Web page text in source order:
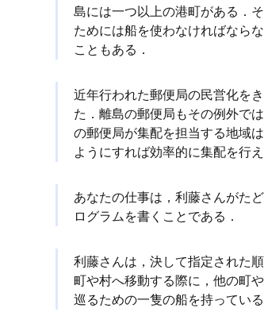
島には一つ以上の港町がある．
ためには船を使わなければなら
こともある．
近年行われた郵便局の民営化を
た．離島の郵便局もその例外で
の郵便局が集配を担当する地域
ようにすれば効率的に集配を行
あなたの仕事は，利藤さんがた
ログラムを書くことである．
利藤さんは，決して指定された
町や村へ移動する際に，他の町
巡るための一隻の船を持っている